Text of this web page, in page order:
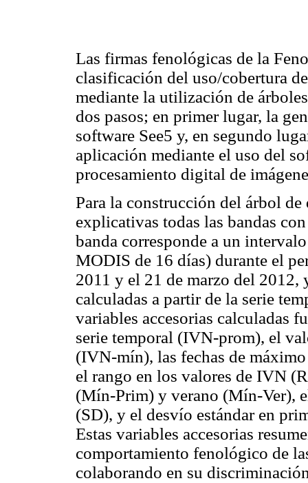
Las firmas fenológicas de la
clasificación del uso/cobertura
mediante la utilización de
dos pasos; en primer lugar, la
software See5 y, en segundo
aplicación mediante el uso del
procesamiento digital de
Para la construcción del árbol
explicativas todas las bandas
banda corresponde a un
MODIS de 16 días) durante el
2011 y el 21 de marzo del 2012,
calculadas a partir de la serie
variables accesorias calculadas
serie temporal (IVN-prom), el
(IVN-mín), las fechas de
el rango en los valores de IVN
(Mín-Prim) y verano (Mín-Ver),
(SD), y el desvío estándar en
Estas variables accesorias
comportamiento fenológico de
colaborando en su